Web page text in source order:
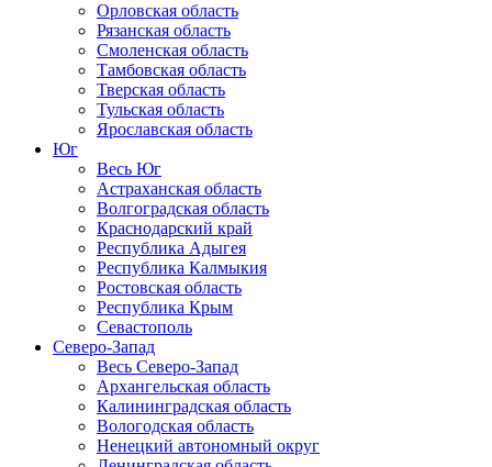
Орловская область
Рязанская область
Смоленская область
Тамбовская область
Тверская область
Тульская область
Ярославская область
Юг
Весь Юг
Астраханская область
Волгоградская область
Краснодарский край
Республика Адыгея
Республика Калмыкия
Ростовская область
Республика Крым
Севастополь
Северо-Запад
Весь Северо-Запад
Архангельская область
Калининградская область
Вологодская область
Ненецкий автономный округ